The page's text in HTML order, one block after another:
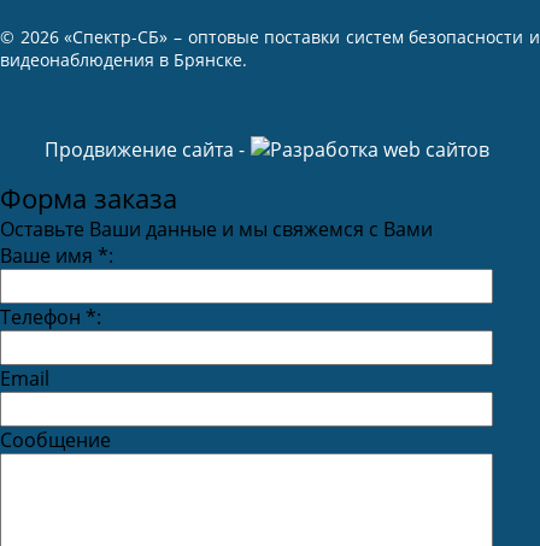
© 2026 «Спектр-СБ» – оптовые поставки систем безопасности и
видеонаблюдения в Брянске.
Продвижение сайта -
Форма заказа
Оставьте Ваши данные и мы свяжемся с Вами
Ваше имя *:
Телефон *:
Email
Сообщение